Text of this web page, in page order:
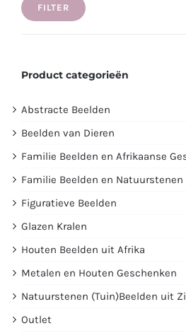
Min.
Max.
FILTER
Product categorieën
Abstracte Beelden
Beelden van Dieren
Familie Beelden en Afrikaanse
Familie Beelden en Natuurstenen
Figuratieve Beelden
Glazen Kralen
Houten Beelden uit Afrika
Metalen en Houten Geschenken
Natuurstenen (Tuin)Beelden uit
Outlet